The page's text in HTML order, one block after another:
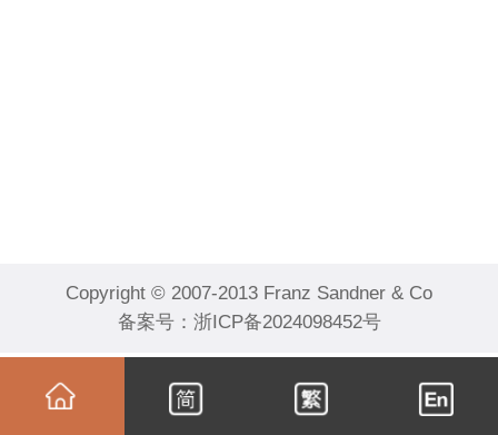
Copyright © 2007-2013 Franz Sandner & Co
备案号： 浙ICP备2024098452号